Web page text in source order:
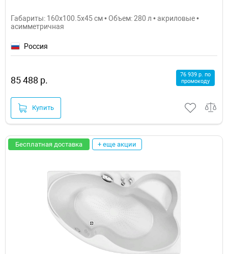
Габариты: 160x100.5x45 см • Объем: 280 л • акриловые •
асимметричная
Россия
85 488 р.
76 939 р. по
промокоду
Купить
Бесплатная доставка + еще акции